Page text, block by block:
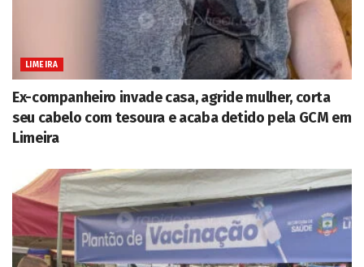
LIMEIRA
Ex-companheiro invade casa, agride mulher, corta
seu cabelo com tesoura e acaba detido pela GCM em
Limeira